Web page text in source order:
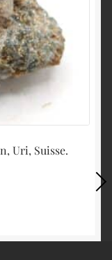
Uri, Suisse.